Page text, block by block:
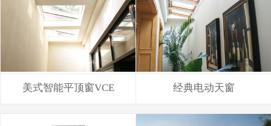
美式智能平顶窗VCE 经典电动天窗